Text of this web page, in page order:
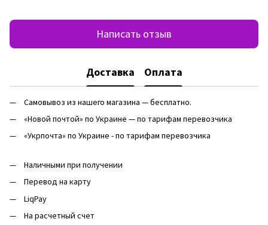
Написать отзыв
Доставка Оплата
Самовывоз из нашего магазина — бесплатно.
«Новой почтой» по Украине — по тарифам перевозчика
«Укрпочта» по Украине - по тарифам перевозчика
Наличными при получении
Перевод на карту
LiqPay
На расчетный счет